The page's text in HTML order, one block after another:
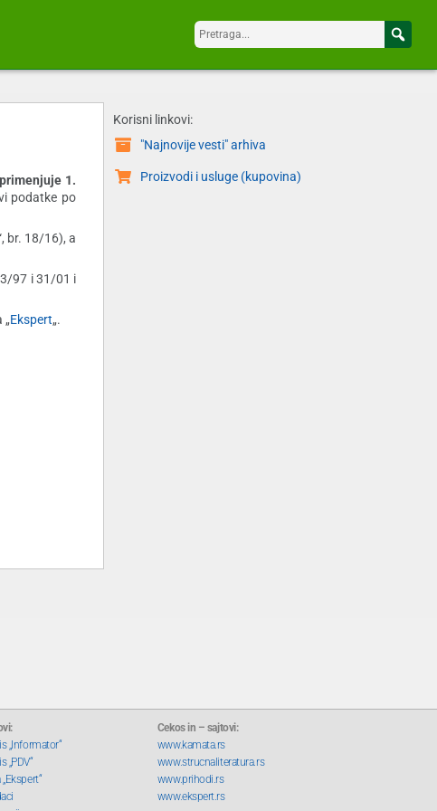
1.
podatke po
br. 18/16), a
97 i 31/01 i
„Ekspert„.
Korisni linkovi:
"Najnovije vesti" arhiva
Proizvodi i usluge (kupovina)
„Informator“
„PDV“
Cekos in – sajtovi:
www.kamata.rs
www.strucnaliteratura.rs
www.prihodi.rs
www.ekspert.rs